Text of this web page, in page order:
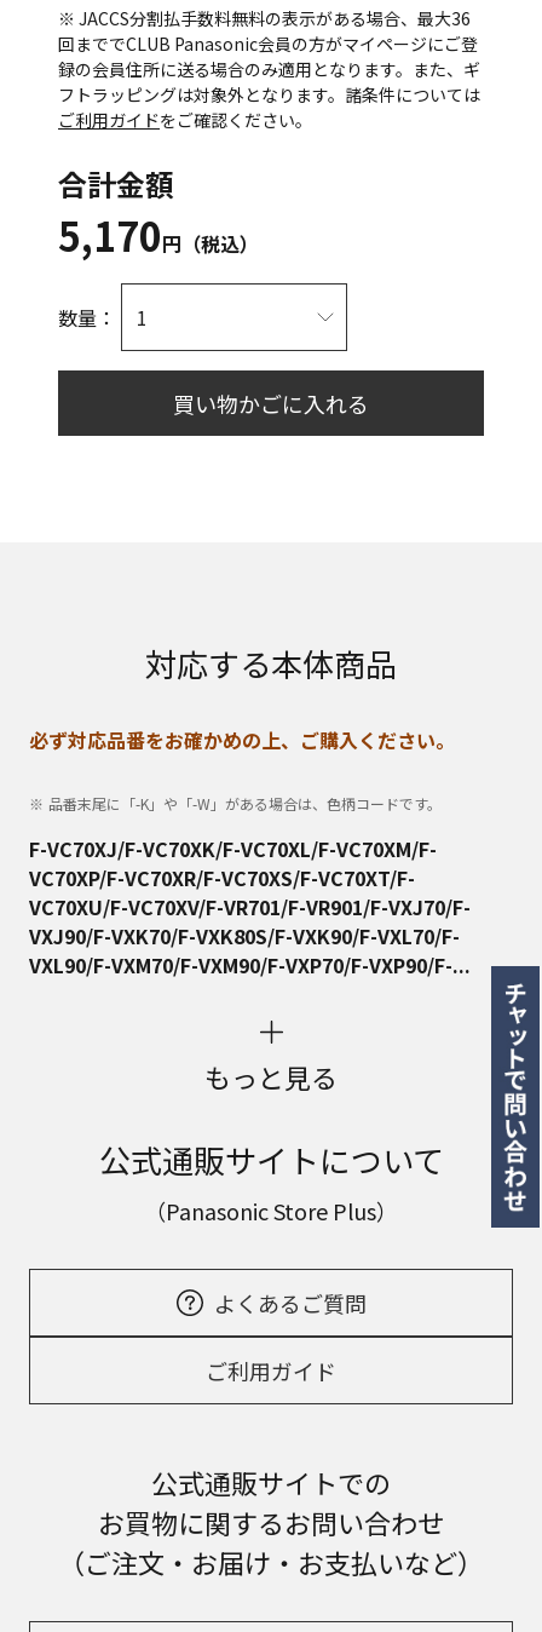
※ JACCS分割払手数料無料の表示がある場合、最大36
回まででCLUB Panasonic会員の方がマイページにご登
録の会員住所に送る場合のみ適用となります。また、ギ
フトラッピングは対象外となります。諸条件については
ご利用ガイドをご確認ください。
合計金額
5,170円（税込）
数量：
買い物かごに入れる
対応する本体商品
必ず対応品番をお確かめの上、ご購入ください。
品番末尾に「-K」や「-W」がある場合は、色柄コードです。
F-VC70XJ/F-VC70XK/F-VC70XL/F-VC70XM/F-
VC70XP/F-VC70XR/F-VC70XS/F-VC70XT/F-
VC70XU/F-VC70XV/F-VR701/F-VR901/F-VXJ70/F-
VXJ90/F-VXK70/F-VXK80S/F-VXK90/F-VXL70/F-
VXL90/F-VXM70/F-VXM90/F-VXP70/F-VXP90/F-...
もっと見る
公式通販サイトについて
（Panasonic Store Plus）
よくあるご質問
ご利用ガイド
公式通販サイトでの
お買物に関するお問い合わせ
（ご注文・お届け・お支払いなど）